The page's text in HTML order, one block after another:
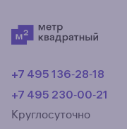
+7 495 136‑28‑18
+7 495 230‑00‑21
Круглосуточно